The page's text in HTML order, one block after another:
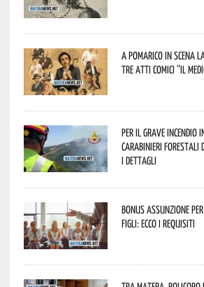
A Pomarico in scena
tre atti comici “Il
Per il grave incendio
Carabinieri forestali
I dettagli
Bonus assunzione
figli: ecco i requisiti